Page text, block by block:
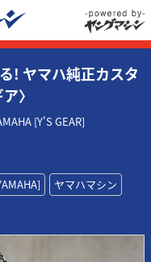
! ヤマハ純正カスタ
〉
[Y'S GEAR]
ヤマハマシン